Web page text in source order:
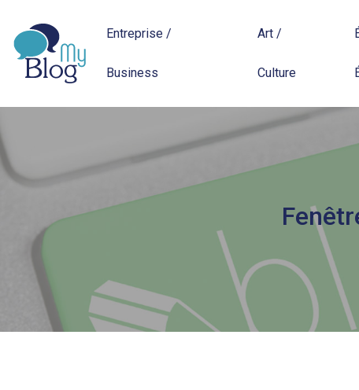
Entreprise /
Business
Art /
Culture